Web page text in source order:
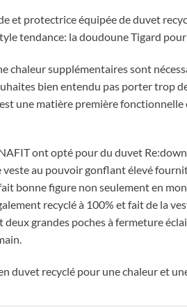
et protectrice équipée de duvet
tendance: la doudoune Tigard
chaleur supplémentaires sont
bien entendu pas porter trop
une matière première
ont opté pour du duvet
au pouvoir gonflant élevé
bonne figure non seulement en
recyclé à 100% et fait de la
deux grandes poches à fermeture
duvet recyclé pour une chaleur et